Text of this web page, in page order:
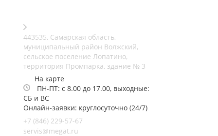
443535, Самарская область,
муниципальный район Волжский,
сельское поселение Лопатино,
территория Промпарка, здание № 3
На карте
ПН-ПТ: с 8.00 до 17.00, выходные:
СБ и ВС
Онлайн-заявки: круглосуточно (24/7)
+7 (846) 229-57-67
servis@megat.ru